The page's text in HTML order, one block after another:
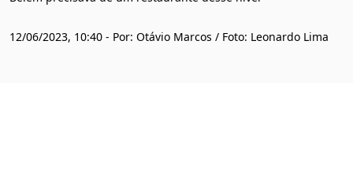
12/06/2023, 10:40 - Por: Otávio Marcos / Foto: Leonardo Lima